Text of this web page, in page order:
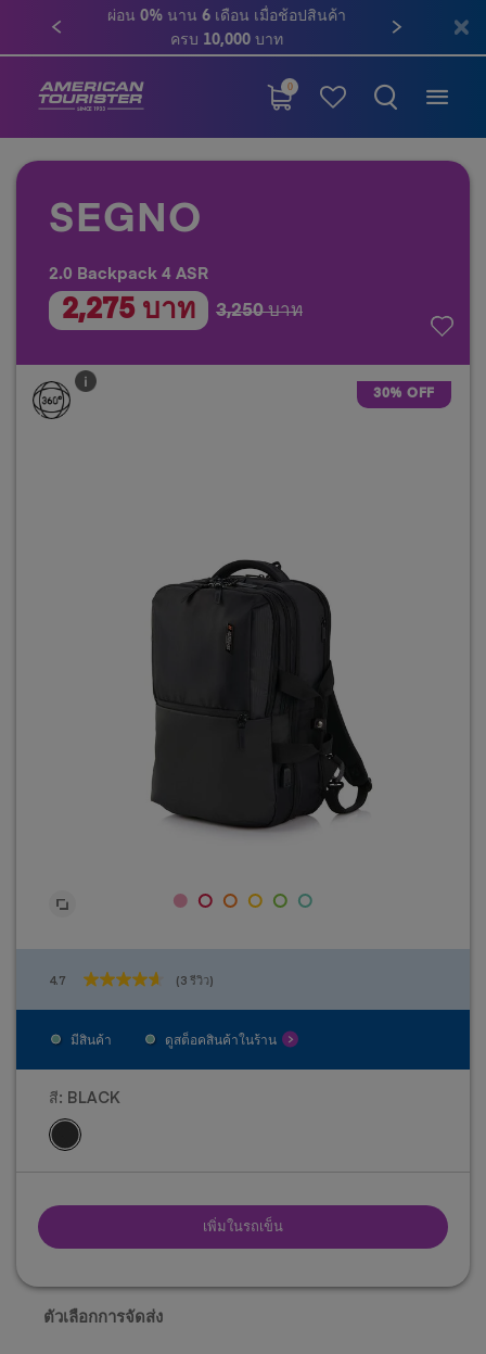
ผ่อน 0% นาน 6 เดือน เมื่อช้อปสินค้า
ครบ 10,000 บาท
0
SEGNO
2.0 Backpack 4 ASR
2,275 บาท 3,250 บาท
30% OFF
4.7 (3 รีวิว)
4.7
จาก
5
3
บท
วิจารณ์
มีสินค้า ดูสต็อคสินค้าในร้าน
สี: BLACK
เพิ่มในรถเข็น
ตัวเลือกการจัดส่ง